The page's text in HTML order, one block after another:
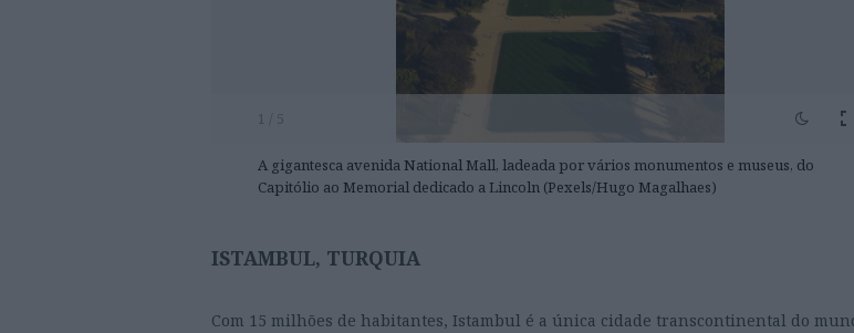
1 / 5
A gigantesca avenida National Mall, ladeada por vários monumentos e museus, do
Capitólio ao Memorial dedicado a Lincoln (Pexels/Hugo Magalhaes)
ISTAMBUL, TURQUIA
Com 15 milhões de habitantes, Istambul é a única cidade transcontinental do